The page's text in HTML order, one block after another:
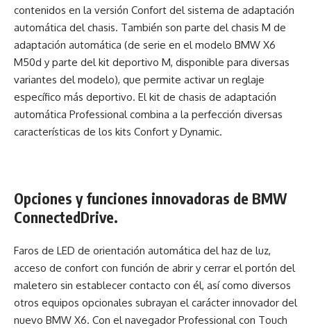
contenidos en la versión Confort del sistema de adaptación
automática del chasis. También son parte del chasis M de
adaptación automática (de serie en el modelo BMW X6
M50d y parte del kit deportivo M, disponible para diversas
variantes del modelo), que permite activar un reglaje
específico más deportivo. El kit de chasis de adaptación
automática Professional combina a la perfección diversas
características de los kits Confort y Dynamic.
Opciones y funciones innovadoras de BMW
ConnectedDrive.
Faros de LED de orientación automática del haz de luz,
acceso de confort con función de abrir y cerrar el portón del
maletero sin establecer contacto con él, así como diversos
otros equipos opcionales subrayan el carácter innovador del
nuevo BMW X6. Con el navegador Professional con Touch